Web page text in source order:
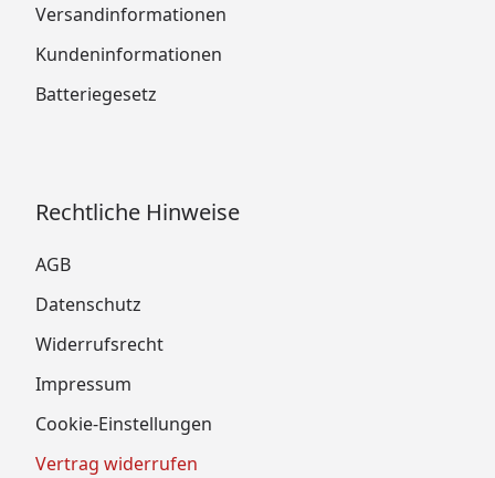
Versandinformationen
Kundeninformationen
Batteriegesetz
Rechtliche Hinweise
AGB
Datenschutz
Widerrufsrecht
Impressum
Cookie-Einstellungen
Vertrag widerrufen